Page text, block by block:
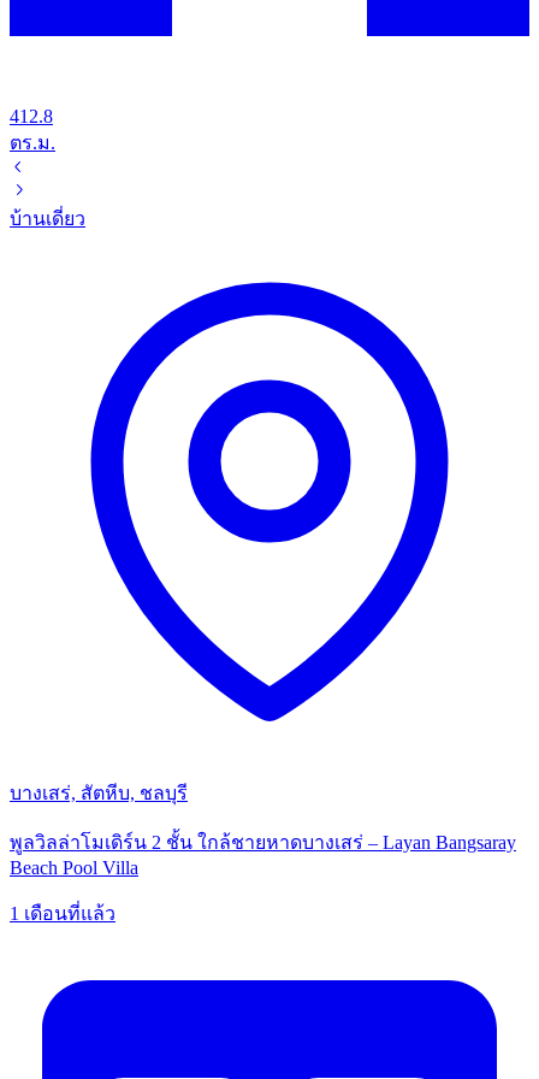
412.8
ตร.ม.
บ้านเดี่ยว
บางเสร่, สัตหีบ, ชลบุรี
พูลวิลล่าโมเดิร์น 2 ชั้น ใกล้ชายหาดบางเสร่ – Layan Bangsaray
Beach Pool Villa
1 เดือนที่แล้ว